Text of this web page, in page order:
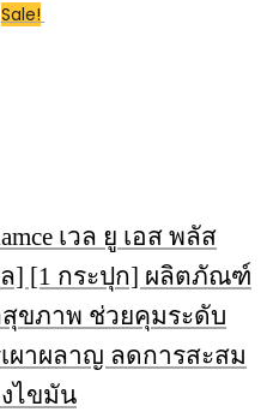
฿290.00.
Sale!
เวล ยู เอส พลัส
] [1 กระปุก] ผลิตภัณฑ์
ขภาพ ช่วยคุมระดับ
ผาผลาญ ลดการสะสม
ไขมัน